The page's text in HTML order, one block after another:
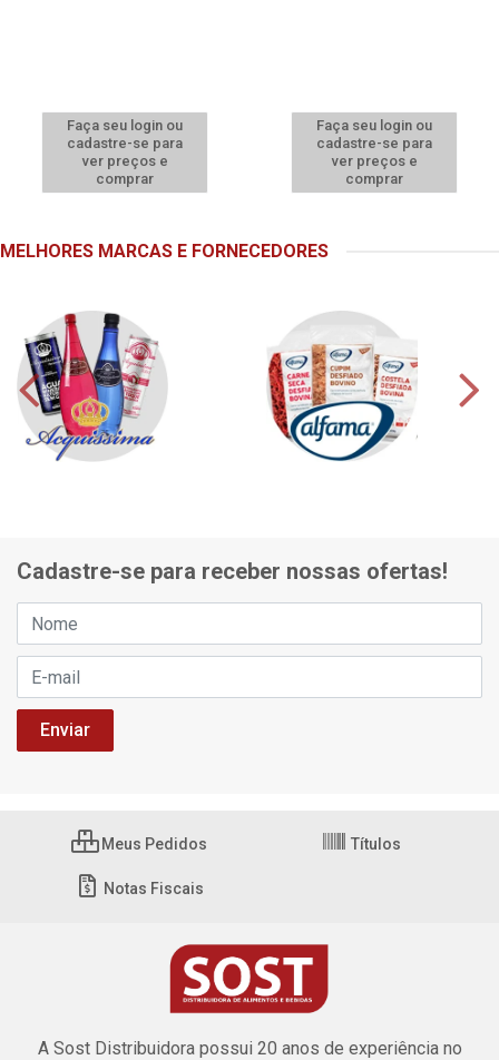
Faça seu login ou
cadastre-se para
ver preços e
comprar
Faça seu login ou
cadastre-se para
ver preços e
comprar
MELHORES MARCAS E FORNECEDORES
Cadastre-se para receber nossas ofertas!
Meus Pedidos Títulos
Notas Fiscais
A Sost Distribuidora possui 20 anos de experiência no